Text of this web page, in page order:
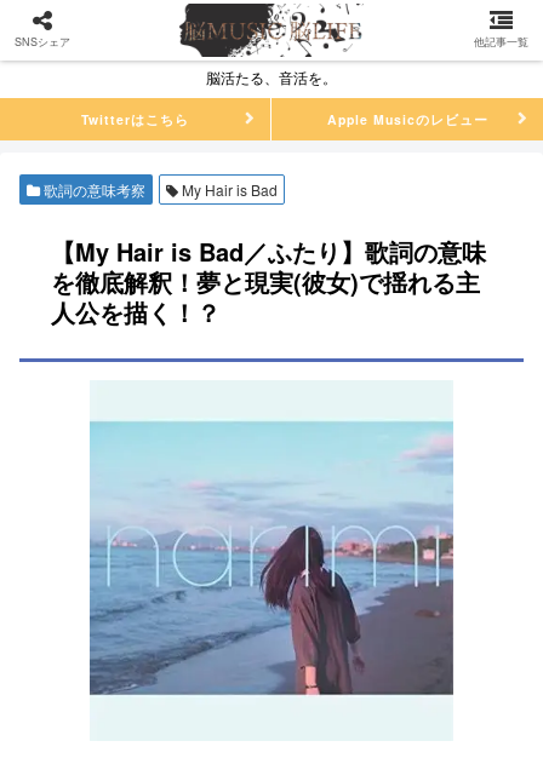
脳活たる、音活を。
Twitterはこちら Apple Musicのレビュー
歌詞の意味考察 My Hair is Bad
【My Hair is Bad／ふたり】歌詞の意味
を徹底解釈！夢と現実(彼女)で揺れる主
人公を描く！？
SNSシェア 他記事一覧